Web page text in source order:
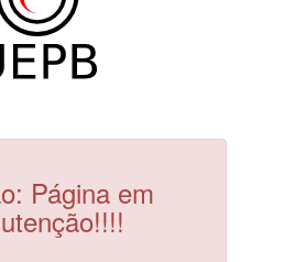
Página em